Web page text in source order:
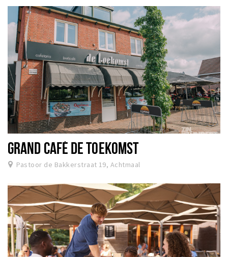
GRAND CAFÉ DE TOEKOMST
Pastoor de Bakkerstraat 19, Achtmaal